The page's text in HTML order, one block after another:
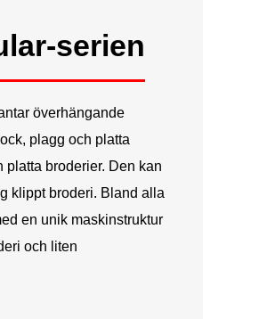
Latine
serien
överhängande
plagg och platta
platta broderier. Den kan
klippt broderi. Bland alla
en unik maskinstruktur
och liten